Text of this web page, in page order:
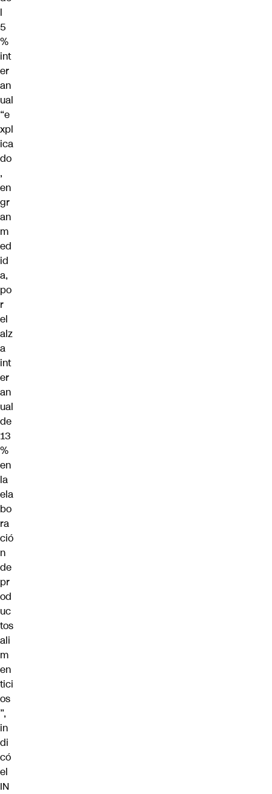
l
5
%
int
er
an
ual
“e
xpl
ica
do
,
en
gr
an
m
ed
id
a,
po
r
el
alz
a
int
er
an
ual
de
13
%
en
la
ela
bo
ra
ció
n
de
pr
od
uc
tos
ali
m
en
tici
os
”,
in
di
có
el
IN